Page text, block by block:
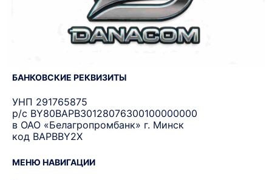
БАНКОВСКИЕ РЕКВИЗИТЫ
УНП 291765875
р/с BY80BAPB30128076300100000000
в ОАО «Белагропромбанк» г. Минск
код BAPBBY2X
МЕНЮ НАВИГАЦИИ